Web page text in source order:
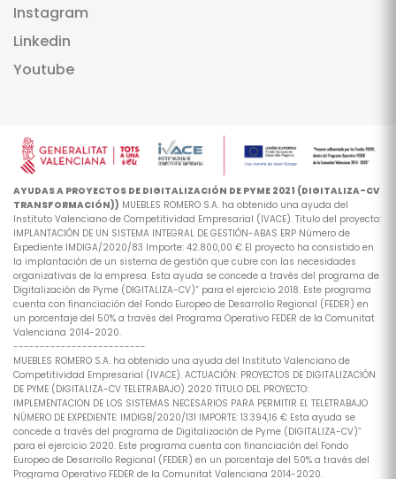
Instagram
Linkedin
Youtube
AYUDAS A PROYECTOS DE DIGITALIZACIÓN DE PYME 2021 (DIGITALIZA-CV
TRANSFORMACIÓN)) MUEBLES ROMERO S.A. ha obtenido una ayuda del
Instituto Valenciano de Competitividad Empresarial (IVACE). Titulo del proyecto:
IMPLANTACIÓN DE UN SISTEMA INTEGRAL DE GESTIÓN-ABAS ERP Número de
Expediente IMDIGA/2020/83 Importe: 42.800,00 € El proyecto ha consistido en
la implantación de un sistema de gestión que cubre con las necesidades
organizativas de la empresa. Esta ayuda se concede a través del programa de
Digitalización de Pyme (DIGITALIZA-CV)” para el ejercicio 2018. Este programa
cuenta con financiación del Fondo Europeo de Desarrollo Regional (FEDER) en
un porcentaje del 50% a través del Programa Operativo FEDER de la Comunitat
Valenciana 2014-2020.
-------------------------
MUEBLES ROMERO S.A. ha obtenido una ayuda del Instituto Valenciano de
Competitividad Empresarial (IVACE). ACTUACIÓN: PROYECTOS DE DIGITALIZACIÓN
DE PYME (DIGITALIZA-CV TELETRABAJO) 2020 TITULO DEL PROYECTO:
IMPLEMENTACION DE LOS SISTEMAS NECESARIOS PARA PERMITIR EL TELETRABAJO
NÚMERO DE EXPEDIENTE: IMDIGB/2020/131 IMPORTE: 13.394,16 € Esta ayuda se
concede a través del programa de Digitalización de Pyme (DIGITALIZA-CV)”
para el ejercicio 2020. Este programa cuenta con financiación del Fondo
Europeo de Desarrollo Regional (FEDER) en un porcentaje del 50% a través del
Programa Operativo FEDER de la Comunitat Valenciana 2014-2020.